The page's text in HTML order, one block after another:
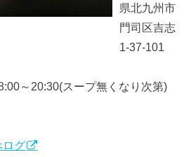
県北九州市
門司区吉志
1-37-101
～20:30(スープ無くなり次第)
ログ